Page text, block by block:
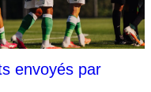
envoyés par